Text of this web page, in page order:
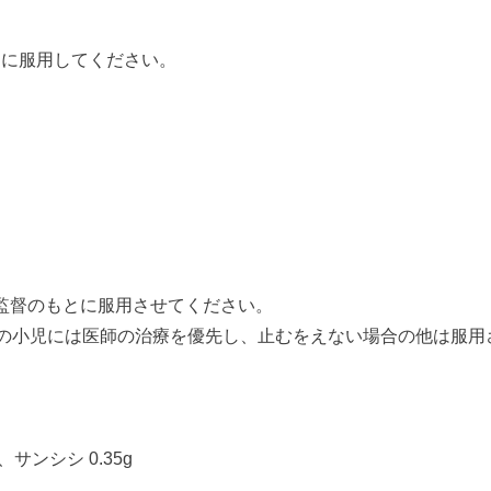
服用してください。
のもとに服用させてください。
児には医師の治療を優先し、止むをえない場合の他は服用
サンシシ 0.35g